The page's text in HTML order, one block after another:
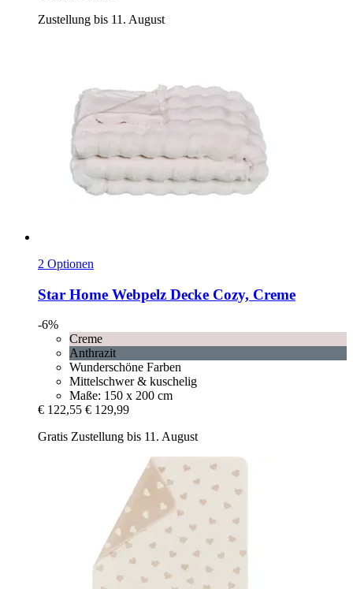
Zustellung bis 11. August
2 Optionen
Star Home Webpelz Decke Cozy, Creme
-6%
Creme
Anthrazit
Wunderschöne Farben
Mittelschwer & kuschelig
Maße: 150 x 200 cm
€ 122,55 € 129,99
Gratis Zustellung bis 11. August